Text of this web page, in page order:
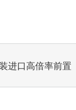
进口高倍率前置